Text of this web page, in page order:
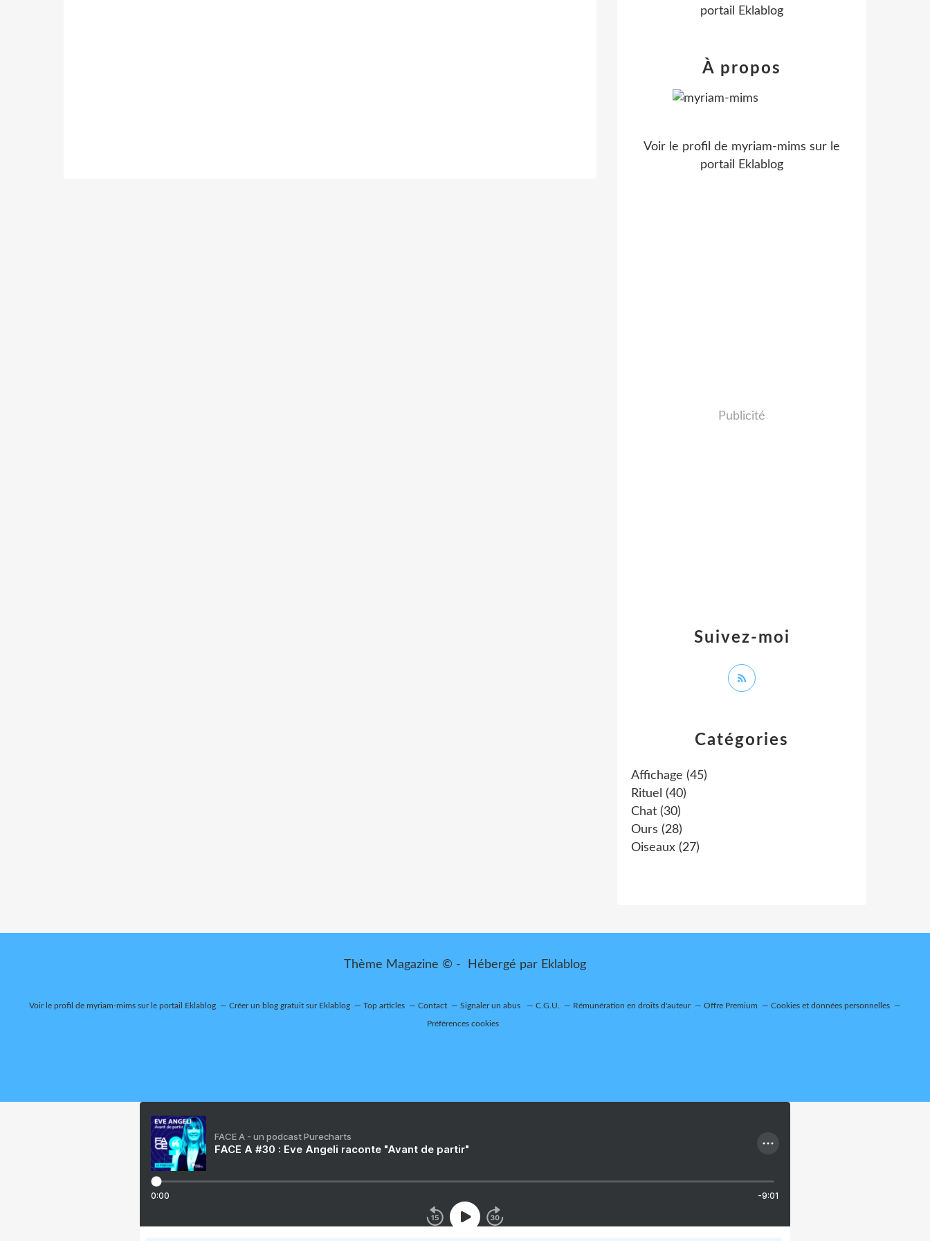
Catégories
Affichage (45)
Rituel (40)
Chat (30)
Ours (28)
Oiseaux (27)
portail Eklablog
Suivez-moi
À propos
Voir le profil de myriam-mims sur le
portail Eklablog
Publicité
Thème Magazine © - Hébergé par Eklablog
Voir le profil de myriam-mims sur le portail Eklablog Créer un blog gratuit sur Eklablog Top articles Contact Signaler un abus C.G.U. Rémunération en droits d'auteur Offre Premium Cookies et données personnelles
Préférences cookies
FACE A - un podcast Purecharts
FACE A #30 : Eve Angeli raconte "Avant de partir"
0:00 -9:01